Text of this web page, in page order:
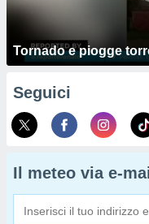
Tornado e piogge
Seguici
Il meteo via e-